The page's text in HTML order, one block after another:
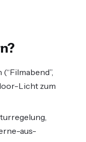
Licht zum
aus-